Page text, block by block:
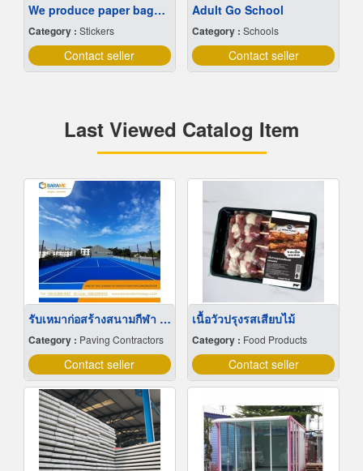
We produce paper bags at low prices.
Category : Stickers
Contact seller
Adult Go School
Category : Schools
Contact seller
Last Viewed Catalog Item
รับเหมาก่อสร้างสนามกีฬา กลางแจ้ง-ในร่ม
Category : Paving Contractors
Contact seller
เนื้อวัวปรุงรสเสียบไม้
Category : Food Products
Contact seller